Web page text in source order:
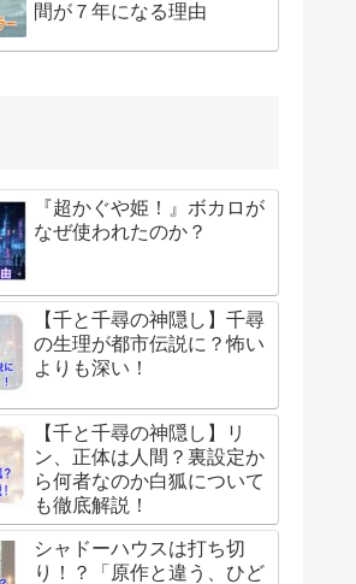
間が７年になる理由
『超かぐや姫！』ボカロが
なぜ使われたのか？
【千と千尋の神隠し】千尋
の生理が都市伝説に？怖い
よりも深い！
【千と千尋の神隠し】リ
ン、正体は人間？裏設定か
ら何者なのか白狐について
も徹底解説！
シャドーハウスは打ち切
り！？「原作と違う、ひど